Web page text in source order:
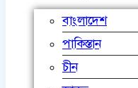
বাংলাদেশ
পাকিস্তান
চীন